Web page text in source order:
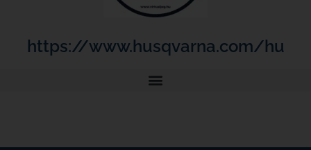
https://www.husqvarna.com/hu